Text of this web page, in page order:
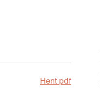
Hent pdf